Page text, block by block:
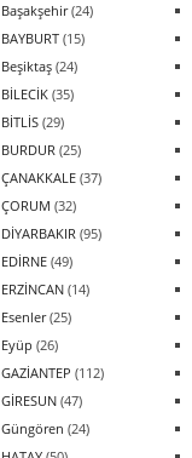
Başakşehir(24)
BAYBURT (15)
Beşiktaş (24)
BİLECİK (35)
BİTLİS (29)
BURDUR (25)
ÇANAKKALE (37)
ÇORUM (32)
DİYARBAKIR (95)
EDİRNE (49)
ERZİNCAN (14)
Esenler(25)
Eyüp (26)
GAZİANTEP (112)
GİRESUN (47)
Güngören (24)